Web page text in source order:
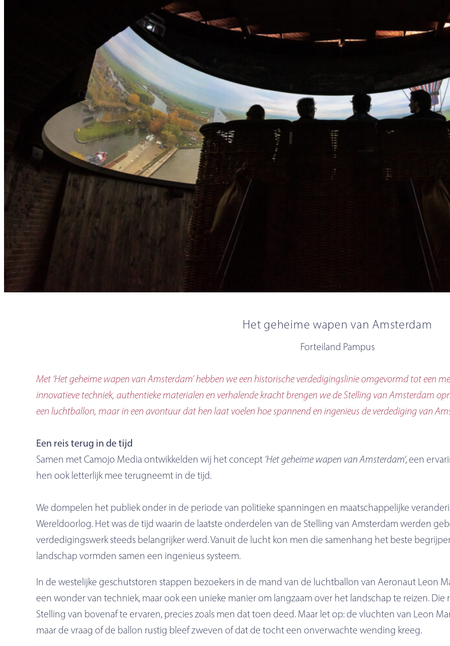
Het geheime wapen van Amsterdam
Forteiland Pampus
Met ‘Het geheime wapen van Amsterdam’ hebben we een historische verdedigingslinie omgevormd tot een
innovatieve techniek, authentieke materialen en verhalende kracht brengen we de Stelling van Amsterdam
een luchtballon, maar in een avontuur dat hen laat voelen hoe spannend en ingenieus de verdediging van
Een reis terug in de tijd
Samen met Camojo Media ontwikkelden wij het concept ‘Het geheime wapen van Amsterdam‘, een
hen ook letterlijk mee terugneemt in de tijd.
We dompelen het publiek onder in de periode van politieke spanningen en maatschappelijke
Wereldoorlog. Het was de tijd waarin de laatste onderdelen van de Stelling van Amsterdam werden
verdedigingswerk steeds belangrijker werd. Vanuit de lucht kon men die samenhang het beste
landschap vormden samen een ingenieus systeem.
In de westelijke geschutstoren stappen bezoekers in de mand van de luchtballon van Aeronaut Leon
een wonder van techniek, maar ook een unieke manier om langzaam over het landschap te reizen.
Stelling van bovenaf te ervaren, precies zoals men dat toen deed. Maar let op: de vluchten van Leon
maar de vraag of de ballon rustig bleef zweven of dat de tocht een onverwachte wending kreeg.